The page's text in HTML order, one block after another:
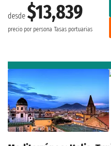
desde $13,839
precio por persona Tasas portuarias